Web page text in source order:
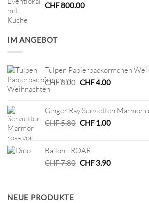
CHF800.00
IM ANGEBOT
Tulpen Papierbackörmchen
CHF8.00 Ursprünglicher
CHF 8.00
CHF4.00Aktueller
CHF 4.00.
Ginger Ray Servietten Marmor
CHF5.80 Ursprünglicher
CHF 5.80
CHF1.00Aktueller
Ballon - ROAR
CHF7.80 Ursprünglicher
CHF3.90Aktueller
NEUE PRODUKTE